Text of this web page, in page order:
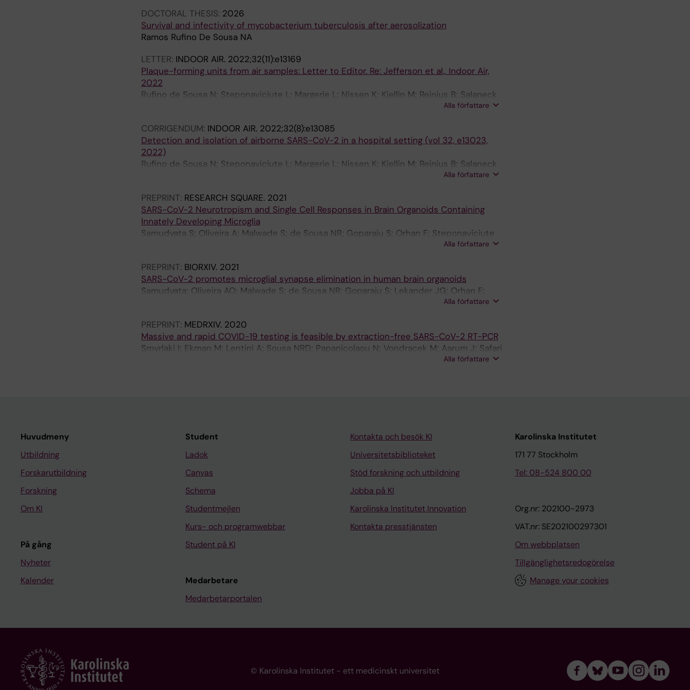
DOCTORAL THESIS: 2026
Survival and infectivity of mycobacterium tuberculosis after aerosolization
Ramos Rufino De Sousa NA
LETTER: INDOOR AIR. 2022;32(11):e13169
Plaque-forming units from air samples: Letter to Editor. Re: Jefferson et al., Indoor Air,
2022
Rufino de Sousa N; Steponaviciute L; Margerie L; Nissen K; Kjellin M; Reinius B; Salaneck
Alla författare
CORRIGENDUM: INDOOR AIR. 2022;32(8):e13085
Detection and isolation of airborne SARS-CoV-2 in a hospital setting (vol 32, e13023,
2022)
Rufino de Sousa N; Steponaviciute L; Margerie L; Nissen K; Kjellin M; Reinius B; Salaneck
Alla författare
PREPRINT: RESEARCH SQUARE. 2021
SARS-CoV-2 Neurotropism and Single Cell Responses in Brain Organoids Containing
Innately Developing Microglia
Samudyata S; Oliveira A; Malwade S; de Sousa NR; Goparaju S; Orhan F; Steponaviciute
Alla författare
PREPRINT: BIORXIV. 2021
SARS-CoV-2 promotes microglial synapse elimination in human brain organoids
Samudyata; Oliveira AO; Malwade S; de Sousa NR; Goparaju S; Lekander JG; Orhan F;
Alla författare
PREPRINT: MEDRXIV. 2020
Massive and rapid COVID-19 testing is feasible by extraction-free SARS-CoV-2 RT-PCR
Smyrlaki I; Ekman M; Lentini A; Sousa NRD; Papanicolaou N; Vondracek M; Aarum J; Safari
Alla författare
Huvudmeny
Utbildning
Forskarutbildning
Forskning
Om KI
På gång
Nyheter
Kalender
Student
Ladok
Canvas
Schema
Studentmejlen
Kurs- och programwebbar
Student på KI
Medarbetare
Medarbetarportalen
Kontakta och besök KI
Universitetsbiblioteket
Stöd forskning och utbildning
Jobba på KI
Karolinska Institutet Innovation
Kontakta presstjänsten
Karolinska Institutet
171 77 Stockholm
Tel: 08-524 800 00
Org.nr: 202100-2973
VAT.nr: SE202100297301
Om webbplatsen
Tillgänglighetsredogörelse
Manage your cookies
© Karolinska Institutet - ett medicinskt universitet